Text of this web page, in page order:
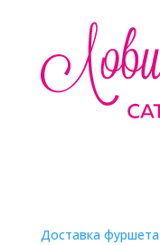
Доставка фуршета